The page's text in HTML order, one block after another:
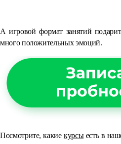
А игровой формат занятий
много положительных эмоций.
Посмотрите, какиекурсыесть в